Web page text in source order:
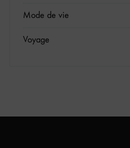
Mode de vie
Voyage